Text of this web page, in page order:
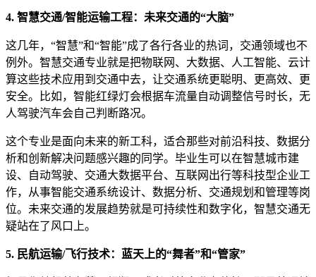
4. 智慧交通/智能运输工程：未来交通的“大脑”
这几年，“智慧”和“智能”成了各行各业的热词，交通领域也不
例外。智慧交通专业就是把物联网、大数据、人工智能、云计
算这些技术应用到交通中去，让交通系统更聪明、更高效、更
安全。比如，智能红绿灯会根据车流量自动调整信号时长，无
人驾驶汽车会自己判断路况。
这个专业是面向未来的新工科，适合那些对前沿科技、数据分
析和创新解决问题感兴趣的同学。毕业生可以在智慧城市建
设、自动驾驶、交通大数据平台、互联网出行等科技型企业工
作，从事智能交通系统设计、数据分析、交通规划和管理等岗
位。未来交通的发展趋势就是可持续性和数字化，智慧交通无
疑站在了风口上。
5. 民航运输/飞行技术：蓝天上的“舞者”和“管家”